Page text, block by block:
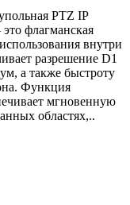
PTZ IP
флагманская
внутри
разрешение D1
а также быстроту
Функция
мгновенную
областях,..